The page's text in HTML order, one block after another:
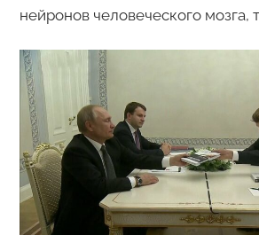
нейронов человеческого мозга,